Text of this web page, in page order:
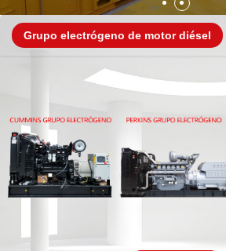
Grupo electrógeno de motor diésel